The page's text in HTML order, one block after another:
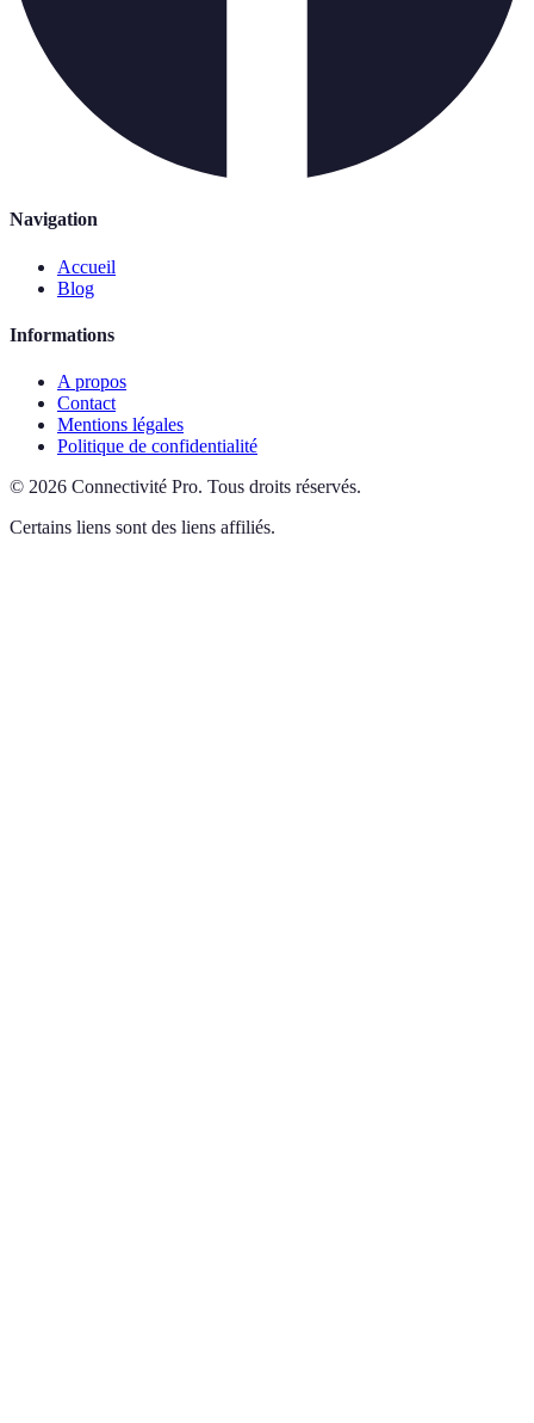
Navigation
Accueil
Blog
Informations
A propos
Contact
Mentions légales
Politique de confidentialité
© 2026 Connectivité Pro. Tous droits réservés.
Certains liens sont des liens affiliés.